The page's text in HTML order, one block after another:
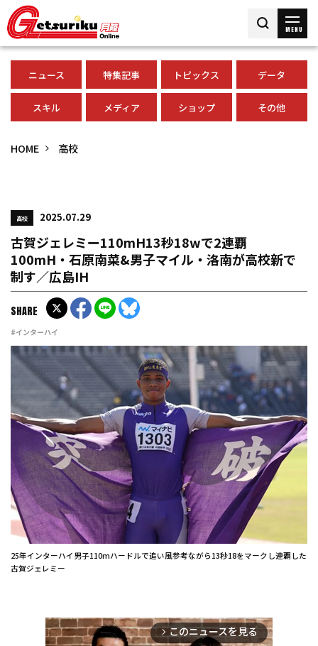
MENU
ニュース 特集記事 トピックス データ
スキル メディア ショップ その他
HOME 高校
高校 2025.07.29
古賀ジェレミー110mH13秒18wで2連覇
100mH・石原南菜&男子マイル・洛南が高校新で
制す／広島IH
#インターハイ
SHARE
25年インターハイ男子110mハードルで追い風参考ながら13秒18をマークし連覇した
古賀ジェレミー
arrow_forward_ios このニュースを見る